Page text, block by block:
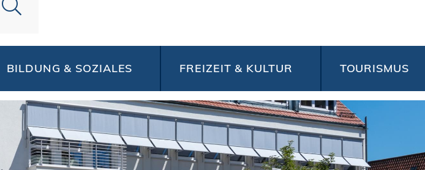
BILDUNG & SOZIALES FREIZEIT & KULTUR TOURISMUS